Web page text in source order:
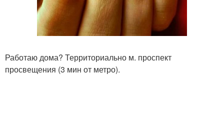
Работаю дома? Территориально м. проспект
просвещения (3 мин от метро).